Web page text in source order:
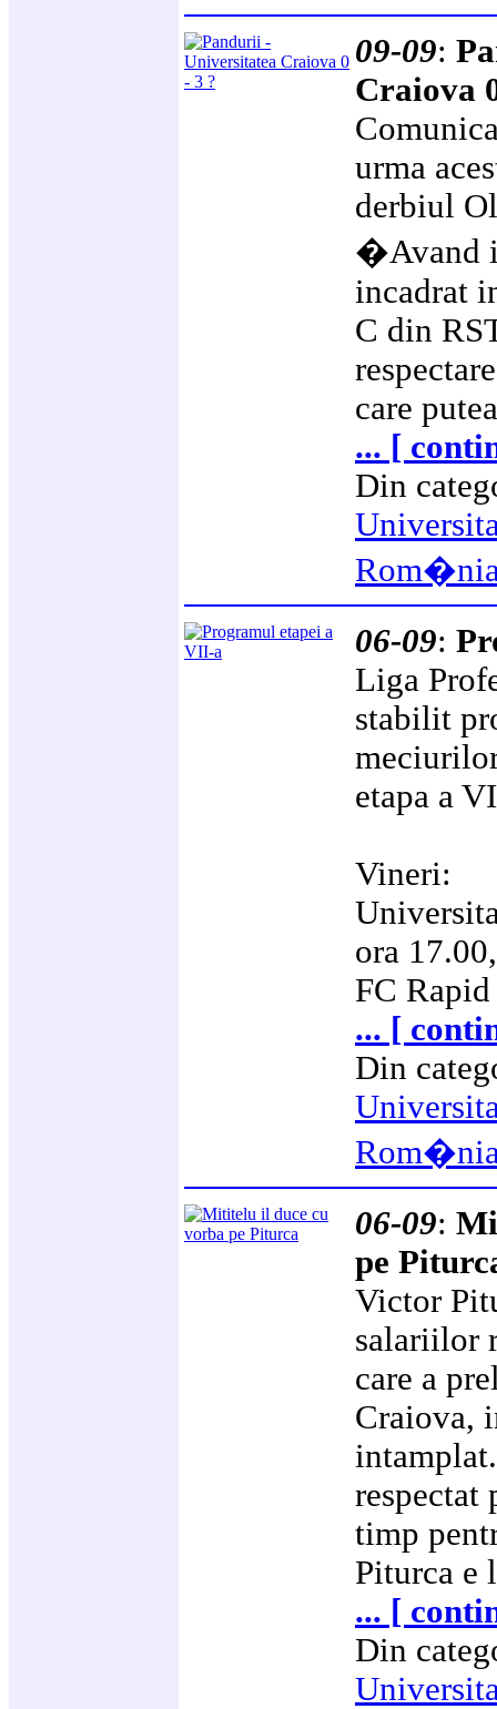
09-09:
Craiova
urma
derbiul
�Avand
incadrat
C din
care
... [
Din
06-09:
Liga
stabilit
etapa a
Vineri:
ora
FC
... [
Din
06-09:
pe
Victor
salariilor
care a
Craiova,
respectat
timp
Piturca e
... [
Din